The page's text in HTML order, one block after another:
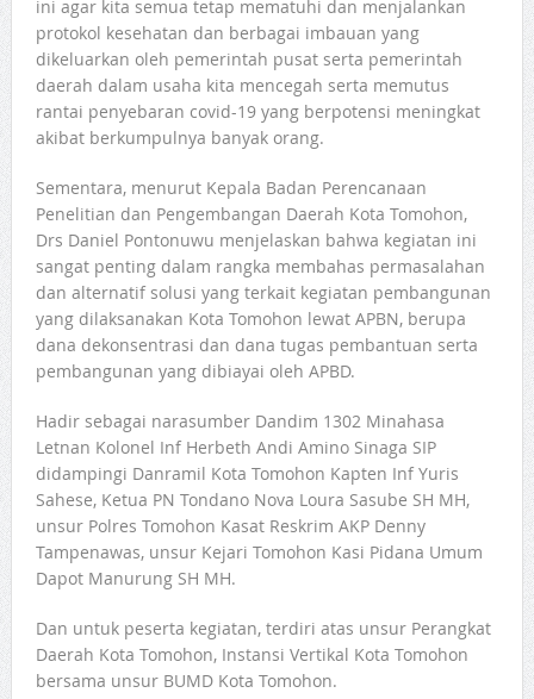
ini agar kita semua tetap mematuhi dan menjalankan
protokol kesehatan dan berbagai imbauan yang
dikeluarkan oleh pemerintah pusat serta pemerintah
daerah dalam usaha kita mencegah serta memutus
rantai penyebaran covid-19 yang berpotensi meningkat
akibat berkumpulnya banyak orang.
Sementara, menurut Kepala Badan Perencanaan
Penelitian dan Pengembangan Daerah Kota Tomohon,
Drs Daniel Pontonuwu menjelaskan bahwa kegiatan ini
sangat penting dalam rangka membahas permasalahan
dan alternatif solusi yang terkait kegiatan pembangunan
yang dilaksanakan Kota Tomohon lewat APBN, berupa
dana dekonsentrasi dan dana tugas pembantuan serta
pembangunan yang dibiayai oleh APBD.
Hadir sebagai narasumber Dandim 1302 Minahasa
Letnan Kolonel Inf Herbeth Andi Amino Sinaga SIP
didampingi Danramil Kota Tomohon Kapten Inf Yuris
Sahese, Ketua PN Tondano Nova Loura Sasube SH MH,
unsur Polres Tomohon Kasat Reskrim AKP Denny
Tampenawas, unsur Kejari Tomohon Kasi Pidana Umum
Dapot Manurung SH MH.
Dan untuk peserta kegiatan, terdiri atas unsur Perangkat
Daerah Kota Tomohon, Instansi Vertikal Kota Tomohon
bersama unsur BUMD Kota Tomohon.